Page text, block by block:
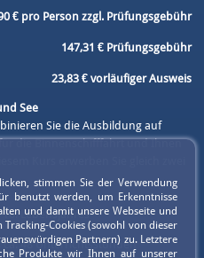
€ pro Person zzgl. Prüfungsgebühr
147,31 € Prüfungsgebühr
23,83 € vorläufiger Ausweis
See
Sie die Ausbildung auf
die Binnenschifffahrt und Ihnen
Kurs erwerben Sie gleich zwei
Lebensjahres
ca. 48 Unterrichtsstunden
stimmen Sie der Verwendung
benutzt werden, um Erkenntnisse
und damit unsere Webseite und
Cookies (sowohl von dieser
Partnern) zu. Letztere
Produkte wir Ihnen auf unserer